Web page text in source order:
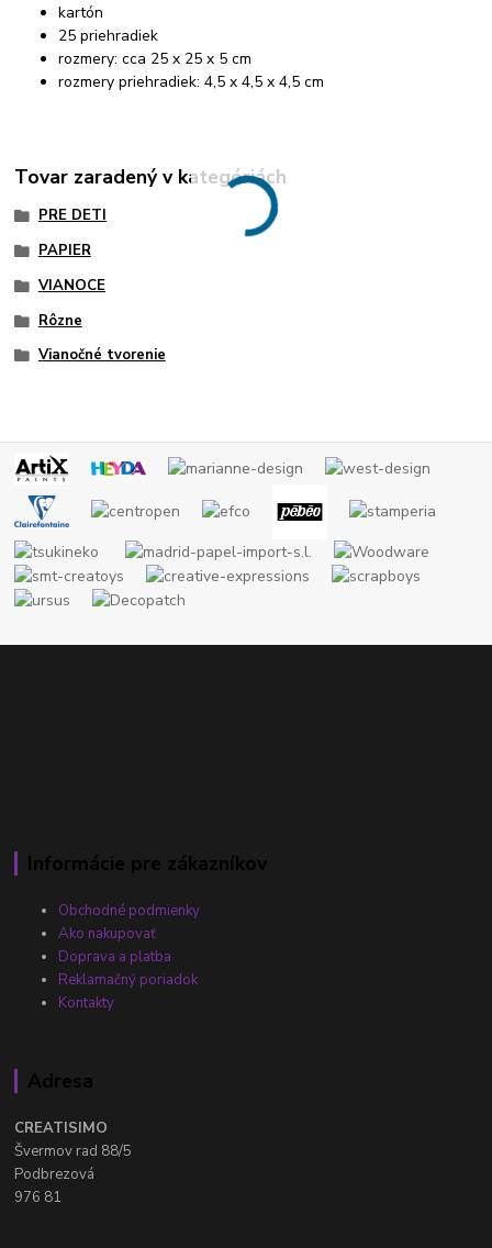
kartón
25 priehradiek
rozmery: cca 25 x 25 x 5 cm
rozmery priehradiek: 4,5 x 4,5 x 4,5 cm
Tovar zaradený v kategóriách
PRE DETI
PAPIER
VIANOCE
Rôzne
Vianočné tvorenie
Informácie pre zákazníkov
Obchodné podmienky
Ako nakupovať
Doprava a platba
Reklamačný poriadok
Kontakty
Adresa
CREATISIMO
Švermov rad 88/5
Podbrezová
976 81